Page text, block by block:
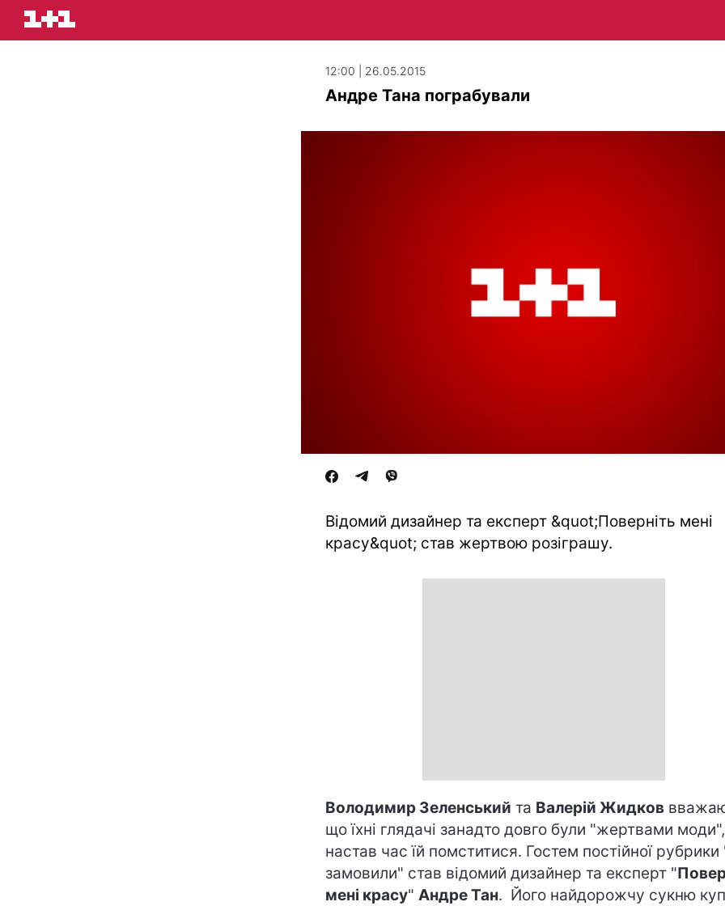
12:00 | 26.05.2015
Андре Тана пограбували
Відомий дизайнер та експерт &quot;Поверніть мені
красу&quot; став жертвою розіграшу.
Володимир Зеленський та Валерій Жидков
що їхні глядачі занадто довго були "жертвами
настав час їй помститися. Гостем постійної
замовили" став відомий дизайнер та експерт "
мені красу" Андре Тан. Його найдорожчу сукню